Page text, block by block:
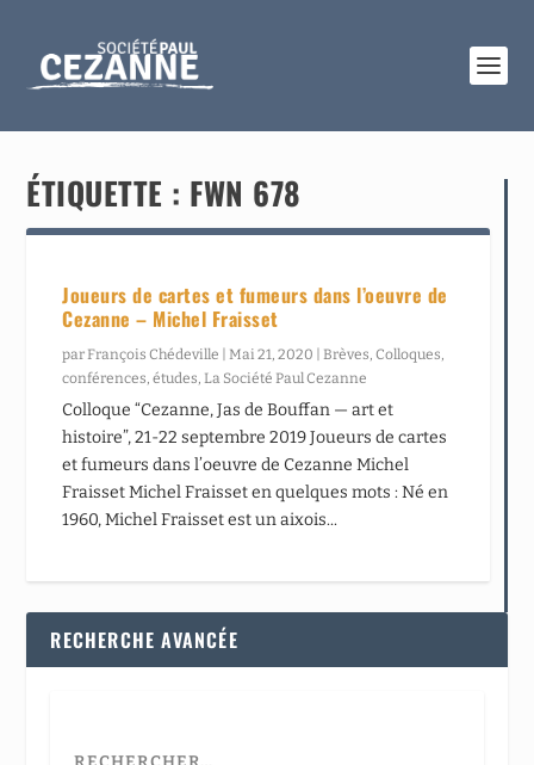
ÉTIQUETTE : FWN 678
Joueurs de cartes et fumeurs dans l’oeuvre de
Cezanne – Michel Fraisset
parFrançois Chédeville |Mai 21, 2020 |Brèves,Colloques,
conférences, études,La Société Paul Cezanne
Colloque “Cezanne, Jas de Bouffan — art et
histoire”, 21-22 septembre 2019 Joueurs de cartes
et fumeurs dans l’oeuvre de Cezanne Michel
Fraisset Michel Fraisset en quelques mots : Né en
1960, Michel Fraisset est un aixois...
RECHERCHE AVANCÉE